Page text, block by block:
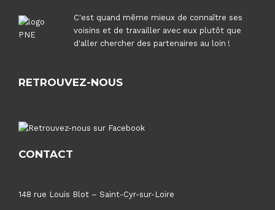
C'est quand même mieux de connaître ses
voisins et de travailler avec eux plutôt que
d'aller chercher des partenaires au loin !
RETROUVEZ-NOUS
CONTACT
148 rue Louis Blot – Saint-Cyr-sur-Loire